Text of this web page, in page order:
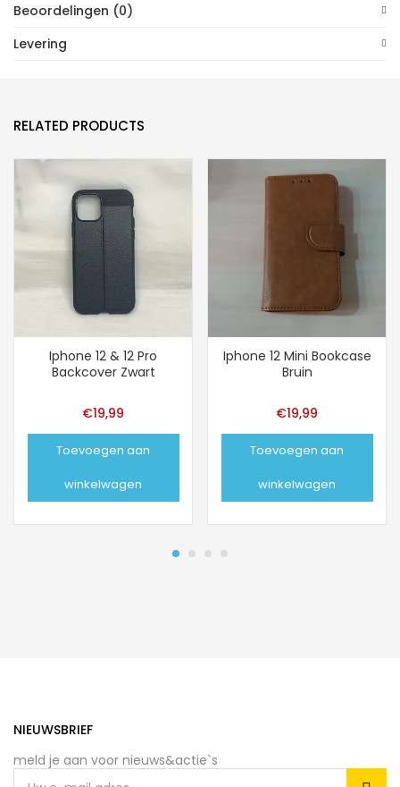
Beoordelingen (0)
Levering
RELATED PRODUCTS
Iphone 12 & 12 Pro
Backcover Zwart
€19,99
Toevoegen aan
winkelwagen
Iphone 12 Mini Bookcase
Bruin
€19,99
Toevoegen aan
winkelwagen
NIEUWSBRIEF
meld je aan voor nieuws&actie`s